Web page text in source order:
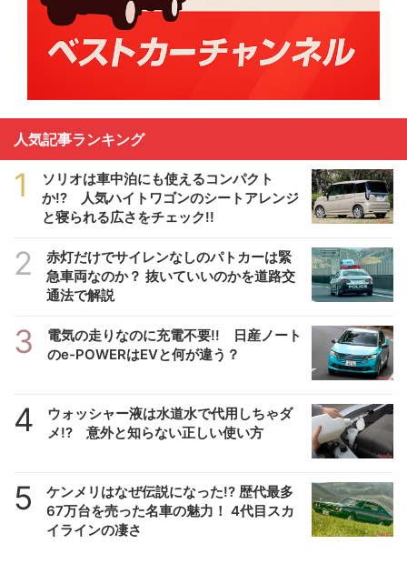
人気記事ランキング
1
ソリオは車中泊にも使えるコンパクト
か!? 人気ハイトワゴンのシートアレンジ
と寝られる広さをチェック!!
2
赤灯だけでサイレンなしのパトカーは緊
急車両なのか？ 抜いていいのかを道路交
通法で解説
3
電気の走りなのに充電不要!! 日産ノート
のe-POWERはEVと何が違う？
4
ウォッシャー液は水道水で代用しちゃダ
メ!? 意外と知らない正しい使い方
5
ケンメリはなぜ伝説になった!? 歴代最多
67万台を売った名車の魅力！ 4代目スカ
イラインの凄さ